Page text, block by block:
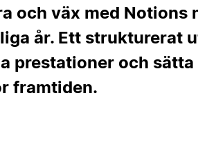
och väx med Notions
år. Ett strukturerat
prestationer och sätta
framtiden.